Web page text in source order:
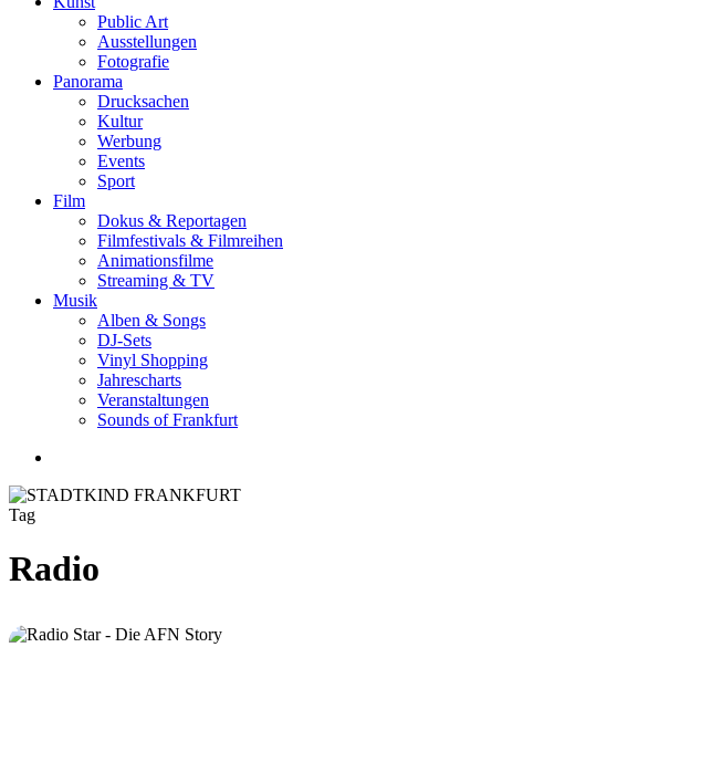
Public Art
Ausstellungen
Fotografie
Panorama
Drucksachen
Kultur
Werbung
Events
Sport
Film
Dokus & Reportagen
Filmfestivals & Filmreihen
Animationsfilme
Streaming & TV
Musik
Alben & Songs
DJ-Sets
Vinyl Shopping
Jahrescharts
Veranstaltungen
Sounds of Frankfurt
Tag
Radio